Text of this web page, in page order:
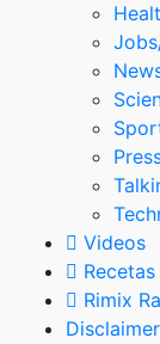
Videos
Recetas
Rimix
Disclaimer